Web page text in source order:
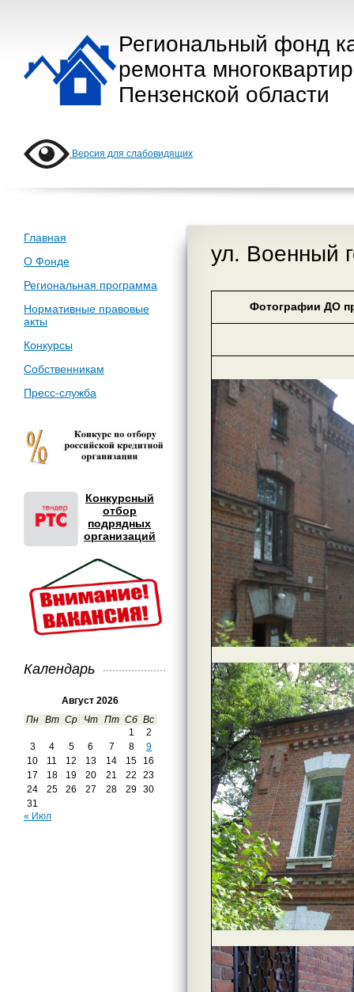
Региональный фонд
ремонта
Пензенской области
Версия для слабовидящих
Главная
О Фонде
Региональная программа
Нормативные правовые
акты
Конкурсы
Собственникам
Пресс-служба
Конкурсный
отбор
подрядных
организаций
Календарь
Август 2026
Пн Вт Ср Чт Пт Сб Вс
1
2
3
4 5 6 7 8
9
10
11 12 13 14 15
16
17
18 19 20 21 22
23
24
25 26 27 28 29
30
31
« Июл
ул. Военный
Фотографии ДО